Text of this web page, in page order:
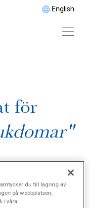
English
för
du till lagring av
på webbplatsen,
i våra